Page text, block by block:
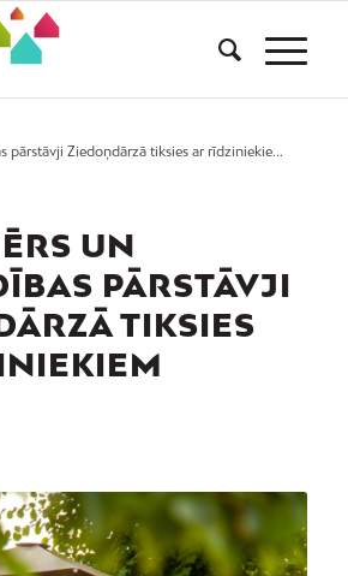
pārstāvji Ziedoņdārzā tiksies ar rīdziniekie...
UN
PĀRSTĀVJI
TIKSIES